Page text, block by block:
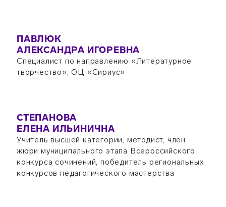
ПАВЛЮК
АЛЕКСАНДРА ИГОРЕВНА
Специалист по направлению «Литературное
творчество», ОЦ «Сириус»
СТЕПАНОВА
ЕЛЕНА ИЛЬИНИЧНА
Учитель высшей категории, методист, член
жюри муниципального этапа Всероссийского
конкурса сочинений, победитель региональных
конкурсов педагогического мастерства